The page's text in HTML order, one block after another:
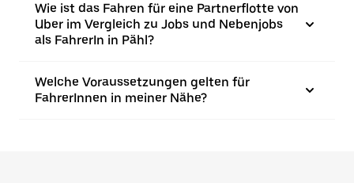
Wie ist das Fahren für eine Partnerflotte von
Uber im Vergleich zu Jobs und Nebenjobs
als FahrerIn in Pähl?
Welche Voraussetzungen gelten für
FahrerInnen in meiner Nähe?